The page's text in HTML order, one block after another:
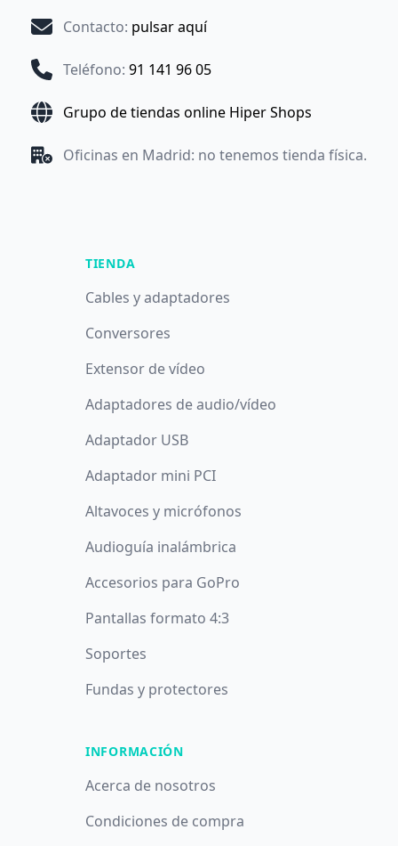
Contacto: pulsar aquí
Teléfono: 91 141 96 05
Grupo de tiendas online Hiper Shops
Oficinas en Madrid: no tenemos tienda física.
TIENDA
Cables y adaptadores
Conversores
Extensor de vídeo
Adaptadores de audio/vídeo
Adaptador USB
Adaptador mini PCI
Altavoces y micrófonos
Audioguía inalámbrica
Accesorios para GoPro
Pantallas formato 4:3
Soportes
Fundas y protectores
INFORMACIÓN
Acerca de nosotros
Condiciones de compra